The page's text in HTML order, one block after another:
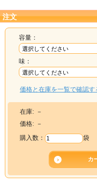
注文
容量：
味：
価格と在庫を一覧で確認す
在庫: －
価格: －
購入数：
袋